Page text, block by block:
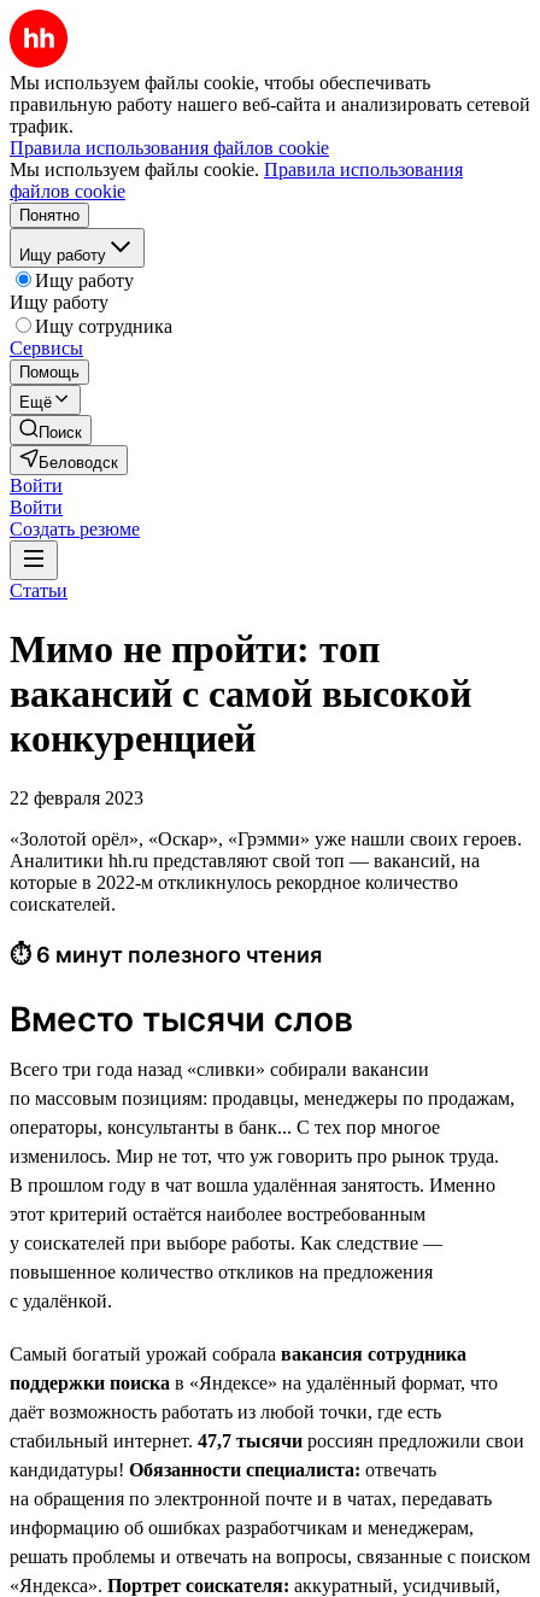
Мы используем файлы cookie, чтобы обеспечивать
правильную работу нашего веб-сайта и анализировать сетевой
трафик.
Правила использования файлов cookie
Мы используем файлы cookie. Правила использования
файлов cookie
Понятно
Ищу работу
Ищу работу
Ищу работу
Ищу сотрудника
Сервисы
Помощь
Ещё
Поиск
Беловодск
Войти
Войти
Создать резюме
Статьи
Мимо не пройти: топ
вакансий с самой высокой
конкуренцией
22 февраля 2023
«Золотой орёл», «Оскар», «Грэмми» уже нашли своих героев.
Аналитики hh.ru представляют свой топ — вакансий, на
которые в 2022-м откликнулось рекордное количество
соискателей.
⏱ 6 минут полезного чтения
Вместо тысячи слов
Всего три года назад «сливки» собирали вакансии
по массовым позициям: продавцы, менеджеры по продажам,
операторы, консультанты в банк... С тех пор многое
изменилось. Мир не тот, что уж говорить про рынок труда.
В прошлом году в чат вошла удалённая занятость. Именно
этот критерий остаётся наиболее востребованным
у соискателей при выборе работы. Как следствие —
повышенное количество откликов на предложения
с удалёнкой.
Самый богатый урожай собрала вакансия сотрудника
поддержки поиска в «Яндексе» на удалённый формат, что
даёт возможность работать из любой точки, где есть
стабильный интернет. 47,7 тысячи россиян предложили свои
кандидатуры! Обязанности специалиста: отвечать
на обращения по электронной почте и в чатах, передавать
информацию об ошибках разработчикам и менеджерам,
решать проблемы и отвечать на вопросы, связанные с поиском
«Яндекса». Портрет соискателя: аккуратный, усидчивый,